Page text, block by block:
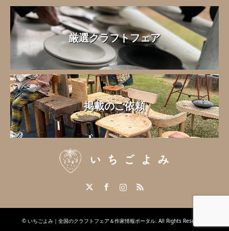
厳選クラフトフェア
掲載のご依頼
InstagramRSS
© いちごよみ｜全国のクラフトフェア＆作家情報ポータル . All Rights Reserved.